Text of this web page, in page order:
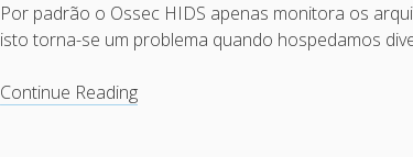
Por padrão o Ossec HIDS apenas monitora os
isto torna-se um problema quando hospedamos
Continue ReadingConfigurando